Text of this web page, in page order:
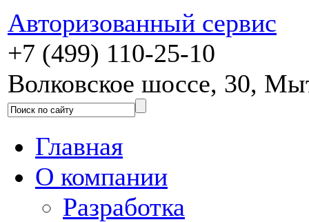
Авторизованный сервис
+7 (499) 110-25-10
Волковское шоссе, 30,
Главная
О компании
Разработка